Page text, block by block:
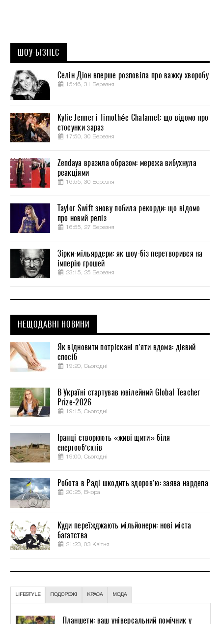
ШОУ-БІЗНЕС
Селін Діон вперше розповіла про важку хворобу
15:46, 31 Березня
Kylie Jenner і Timothée Chalamet: що відомо про
стосунки зараз
17:50, 30 Березня
Zendaya вразила образом: мережа вибухнула
реакціями
16:55, 30 Березня
Taylor Swift знову побила рекорди: що відомо
про новий реліз
16:55, 27 Березня
Зірки-мільярдери: як шоу-біз перетворився на
імперію грошей
23:15, 25 Березня
НЕЩОДАВНІ НОВИНИ
Як відновити потріскані п’яти вдома: дієвий
спосіб
19:20, Сьогодні
В Україні стартував ювілейний Global Teacher
Prize-2026
19:15, Сьогодні
Іранці створюють «живі щити» біля
енергооб’єктів
19:00, Сьогодні
Робота в Раді шкодить здоров’ю: заява нардепа
20:25, Вчора
Куди переїжджають мільйонери: нові міста
багатства
21:23, 03 Квітня
LIFESTYLE ПОДОРОЖІ КРАСА МОДА
Планшети: ваш універсальний помічник у